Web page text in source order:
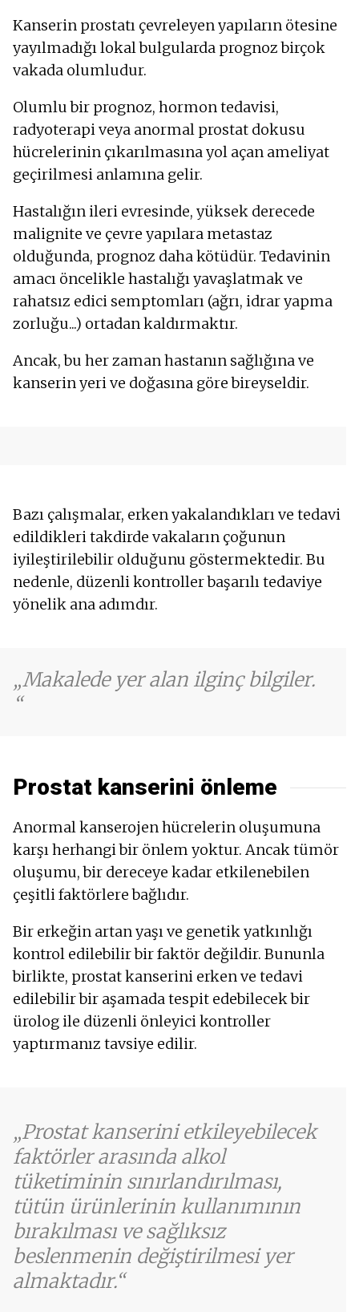
Kanserin prostatı çevreleyen yapıların ötesine
yayılmadığı lokal bulgularda prognoz birçok
vakada olumludur.
Olumlu bir prognoz, hormon tedavisi,
radyoterapi veya anormal prostat dokusu
hücrelerinin çıkarılmasına yol açan ameliyat
geçirilmesi anlamına gelir.
Hastalığın ileri evresinde, yüksek derecede
malignite ve çevre yapılara metastaz
olduğunda, prognoz daha kötüdür. Tedavinin
amacı öncelikle hastalığı yavaşlatmak ve
rahatsız edici semptomları (ağrı, idrar yapma
zorluğu...) ortadan kaldırmaktır.
Ancak, bu her zaman hastanın sağlığına ve
kanserin yeri ve doğasına göre bireyseldir.
Bazı çalışmalar, erken yakalandıkları ve tedavi
edildikleri takdirde vakaların çoğunun
iyileştirilebilir olduğunu göstermektedir. Bu
nedenle, düzenli kontroller başarılı tedaviye
yönelik ana adımdır.
Makalede yer alan ilginç bilgiler.
Prostat kanserini önleme
Anormal kanserojen hücrelerin oluşumuna
karşı herhangi bir önlem yoktur. Ancak tümör
oluşumu, bir dereceye kadar etkilenebilen
çeşitli faktörlere bağlıdır.
Bir erkeğin artan yaşı ve genetik yatkınlığı
kontrol edilebilir bir faktör değildir. Bununla
birlikte, prostat kanserini erken ve tedavi
edilebilir bir aşamada tespit edebilecek bir
ürolog ile düzenli önleyici kontroller
yaptırmanız tavsiye edilir.
Prostat kanserini etkileyebilecek
faktörler arasında alkol
tüketiminin sınırlandırılması,
tütün ürünlerinin kullanımının
bırakılması ve sağlıksız
beslenmenin değiştirilmesi yer
almaktadır.